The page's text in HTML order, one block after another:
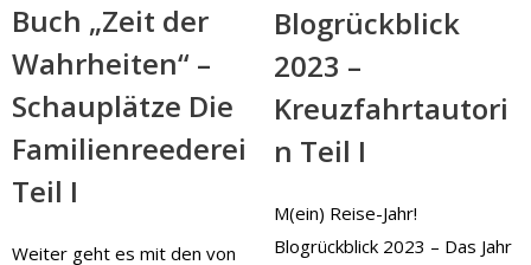
Buch „Zeit der
Wahrheiten“ –
Schauplätze Die
Familienreederei
Teil I
Weiter geht es mit den von
Blogrückblick
2023 –
Kreuzfahrtautori
n Teil I
M(ein) Reise-Jahr!
Blogrückblick 2023 – Das Jahr